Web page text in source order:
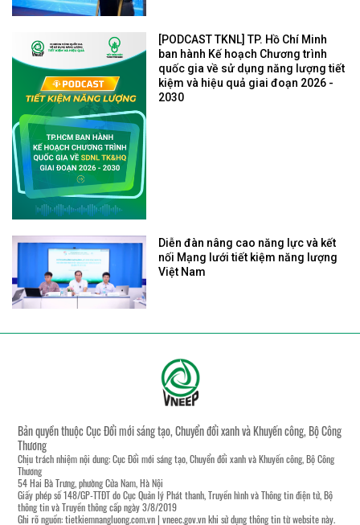
[PODCAST TKNL] TP. Hồ Chí Minh
ban hành Kế hoạch Chương trình
quốc gia về sử dụng năng lượng tiết
kiệm và hiệu quả giai đoạn 2026 -
2030
Diễn đàn nâng cao năng lực và kết
nối Mạng lưới tiết kiệm năng lượng
Việt Nam
Bản quyền thuộc Cục Đổi mới sáng tạo, Chuyển đổi xanh và Khuyến công, Bộ Công
Thương
Chịu trách nhiệm nội dung: Cục Đổi mới sáng tạo, Chuyển đổi xanh và Khuyến công, Bộ Công
Thương
54 Hai Bà Trưng, phường Cửa Nam, Hà Nội
Giấy phép số 148/GP-TTĐT do Cục Quản lý Phát thanh, Truyền hình và Thông tin điện tử, Bộ
thông tin và Truyền thông cấp ngày 3/8/2019
Ghi rõ nguồn:tietkiemnangluong.com.vn| vneec.gov.vnkhi sử dụng thông tin từ website này.